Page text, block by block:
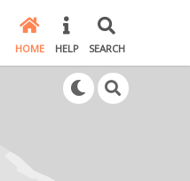
HOME HELP SEARCH